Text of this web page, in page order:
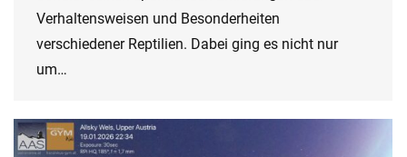
Verhaltensweisen und Besonderheiten
verschiedener Reptilien. Dabei ging es nicht nur
um…